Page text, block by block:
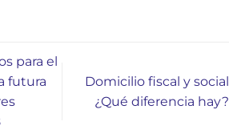
para el
futura
Domicilio fiscal y social
¿Qué diferencia hay?